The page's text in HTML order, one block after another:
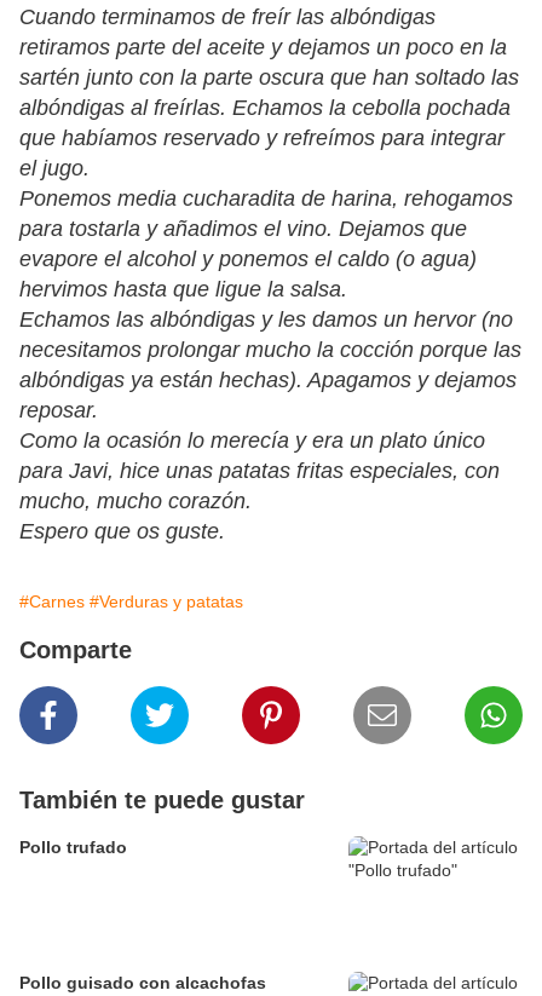
Cuando terminamos de freír las albóndigas
retiramos parte del aceite y dejamos un poco en la
sartén junto con la parte oscura que han soltado las
albóndigas al freírlas. Echamos la cebolla pochada
que habíamos reservado y refreímos para integrar
el jugo.
Ponemos media cucharadita de harina, rehogamos
para tostarla y añadimos el vino. Dejamos que
evapore el alcohol y ponemos el caldo (o agua)
hervimos hasta que ligue la salsa.
Echamos las albóndigas y les damos un hervor (no
necesitamos prolongar mucho la cocción porque las
albóndigas ya están hechas). Apagamos y dejamos
reposar.
Como la ocasión lo merecía y era un plato único
para Javi, hice unas patatas fritas especiales, con
mucho, mucho corazón.
Espero que os guste.
#Carnes #Verduras y patatas
Comparte
También te puede gustar
Pollo trufado
Pollo guisado con alcachofas